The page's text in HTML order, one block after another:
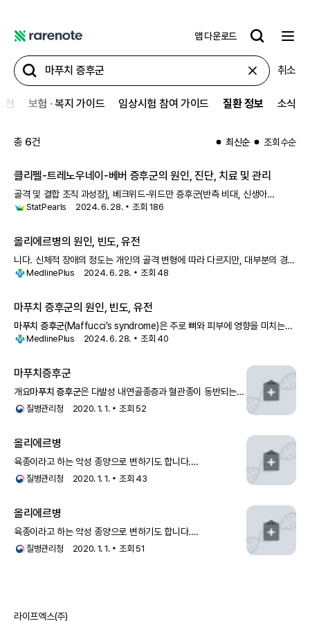
어
노
트
앱 다운로드
취소
천 보험 ∙ 복지 가이드 임상시험 참여 가이드 질환 정보 소식
총 6건 최신순 조회수순
클리펠-트레노우네이-베버 증후군의 원인, 진단, 치료 및 관리
골격 및 결합 조직 과성장), 베크위드-위드만 증후군(반측 비대, 신생아
저혈당, 배꼽탈장, 귀 이상),마푸치 증후군
StatPearls 2024. 6. 28. 조회 186
올리에르병의 원인, 빈도, 유전
니다. 신체적 장애의 정도는 개인의 골격 변형에 따라 다르지만, 대부분의 경우
활동에 큰 제한이 없습니다.마푸치 증후군이라는 관련 질환도 다발성
붉거나 자주
MedlinePlus 2024. 6. 28. 조회 48
마푸치 증후군의 원인, 빈도, 유전
마푸치 증후군(Maffucci’s syndrome)은 주로 뼈와 피부에 영향을 미치는
질환입니다. 이 질환은 뼈 내부에
MedlinePlus 2024. 6. 28. 조회 40
마푸치증후군
개요마푸치 증후군은 다발성 내연골종증과 혈관종이 동반되는
희귀한 질환으로 1881년 마푸치(Maffuccia)가 처음 기술하
질병관리청 2020. 1. 1. 조회 52
올리에르병
육종이라고 하는 악성 종양으로 변하기도 합니다.
올리에르병에서 골내연골종에 혈관들이 과다하게 자라는 경우,
질환입니다
질병관리청 2020. 1. 1. 조회 43
올리에르병
육종이라고 하는 악성 종양으로 변하기도 합니다.
올리에르병에서 골내연골종에 혈관들이 과다하게 자라는 경우,
질병관리청 2020. 1. 1. 조회 51
라이프엑스(주)